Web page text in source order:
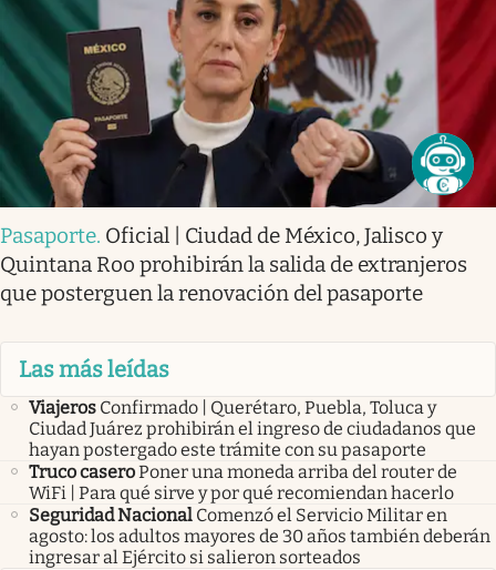
Pasaporte. Oficial | Ciudad de México, Jalisco y
Quintana Roo prohibirán la salida de extranjeros
que posterguen la renovación del pasaporte
Las más leídas
Viajeros Confirmado | Querétaro, Puebla, Toluca y
Ciudad Juárez prohibirán el ingreso de ciudadanos que
hayan postergado este trámite con su pasaporte
Truco caseroPoner una moneda arriba del router de
WiFi | Para qué sirve y por qué recomiendan hacerlo
Seguridad Nacional Comenzó el Servicio Militar en
agosto: los adultos mayores de 30 años también deberán
ingresar al Ejército si salieron sorteados